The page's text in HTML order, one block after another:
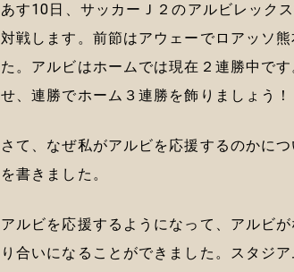
あす10日、サッカーＪ２のアルビレック
対戦します。前節はアウェーでロアッソ
た。アルビはホームでは現在２連勝中で
せ、連勝でホーム３連勝を飾りましょう！
さて、なぜ私がアルビを応援するのかに
を書きました。
アルビを応援するようになって、アルビ
り合いになることができました。スタジ